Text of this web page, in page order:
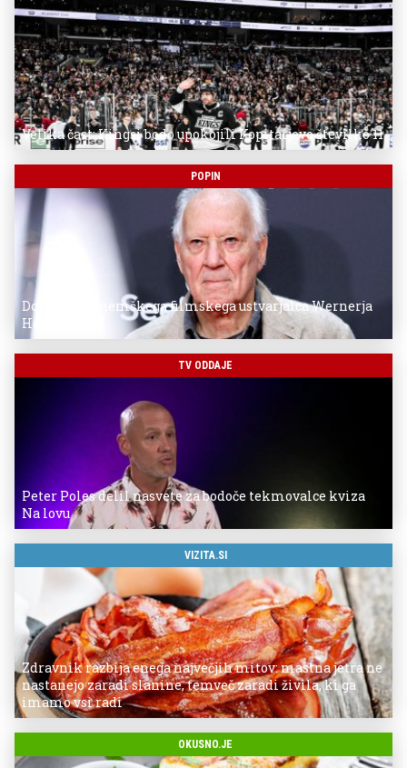
Velika čast: Kingsi bodo upokojili Kopitarjevo številko 11
POPIN
Donostia za nemškega filmskega ustvarjalca Wernerja
Herzoga
TV ODDAJE
Peter Poles delil nasvete za bodoče tekmovalce kviza
Na lovu
VIZITA.SI
Zdravnik razbija enega največjih mitov: mastna jetra ne
nastanejo zaradi slanine, temveč zaradi živila, ki ga
imamo vsi radi
OKUSNO.JE